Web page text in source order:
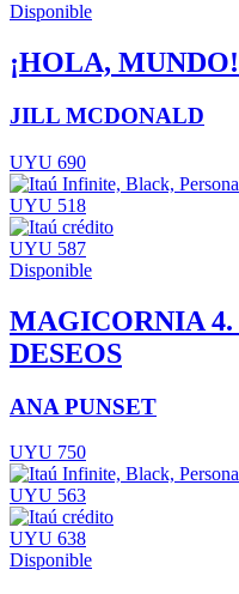
Disponible
¡HOLA,
JILL MCDONALD
UYU 690
UYU 518
UYU 587
Disponible
MAGICORNIA
DESEOS
ANA PUNSET
UYU 750
UYU 563
UYU 638
Disponible